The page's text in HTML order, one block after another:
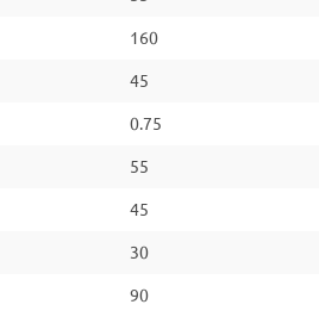
160
45
0.75
55
45
30
90